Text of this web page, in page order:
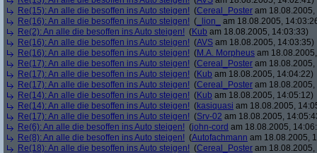
Re(15): An alle die besoffen ins Auto steigen! (Cereal_Poster am
Re(16): An alle die besoffen ins Auto steigen! ( _lion_
am 18.08.2005,
Re(2): An alle die besoffen ins Auto steigen! (Kub am 18.08.2005, 14:03:33)
Re(16): An alle die besoffen ins Auto steigen! (AVS am 18.08.2005, 14:03:35)
Re(16): An alle die besoffen ins Auto steigen! (M.A. Morpheus am
Re(17): An alle die besoffen ins Auto steigen! (Cereal_Poster am
Re(17): An alle die besoffen ins Auto steigen! (Kub am 18.08.2005, 14:04:22)
Re(17): An alle die besoffen ins Auto steigen! (Cereal_Poster am
Re(14): An alle die besoffen ins Auto steigen! (Kub am 18.08.2005, 14:05:12)
Re(14): An alle die besoffen ins Auto steigen! (kasiquasi am 18.08.2005,
Re(17): An alle die besoffen ins Auto steigen! (Srv-02 am 18.08.2005,
Re(6): An alle die besoffen ins Auto steigen! (john-cord am 18.08.2005,
Re(8): An alle die besoffen ins Auto steigen! (Autofachmann am 18.08.2005,
Re(18): An alle die besoffen ins Auto steigen! (Cereal_Poster am